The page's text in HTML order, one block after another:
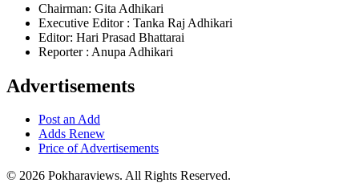
Chairman: Gita Adhikari
Executive Editor : Tanka Raj Adhikari
Editor: Hari Prasad Bhattarai
Reporter : Anupa Adhikari
Advertisements
Post an Add
Adds Renew
Price of Advertisements
© 2026 Pokharaviews. All Rights Reserved.